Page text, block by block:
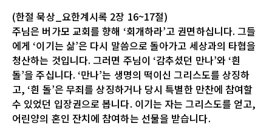
(한절 묵상_요한계시록 2장 16~17절)
주님은 버가모 교회를 향해 ‘회개하라’고 권면하십니다. 그들
에게 ‘이기는 삶’은 다시 말씀으로 돌아가고 세상과의 타협을
청산하는 것입니다. 그러면 주님이 ‘감추셨던 만나’와 ‘흰
돌’을 주십니다. ‘만나’는 생명의 떡이신 그리스도를 상징하
고, ‘흰 돌’은 무죄를 상징하거나 당시 특별한 만찬에 참여할
수 있었던 입장권으로 봅니다. 이기는 자는 그리스도를 얻고,
어린양의 혼인 잔치에 참여하는 선물을 받습니다.